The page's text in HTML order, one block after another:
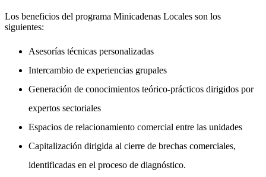
Los beneficios del programa Minicadenas Locales son los
siguientes:
Asesorías técnicas personalizadas
Intercambio de experiencias grupales
Generación de conocimientos teórico-prácticos dirigidos por
expertos sectoriales
Espacios de relacionamiento comercial entre las unidades
Capitalización dirigida al cierre de brechas comerciales,
identificadas en el proceso de diagnóstico.